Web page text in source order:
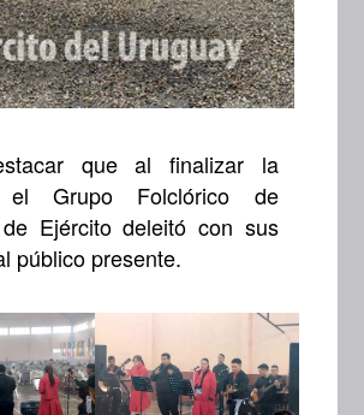
que al finalizar la
el Grupo Folclórico de
Ejército deleitó con sus
público presente.